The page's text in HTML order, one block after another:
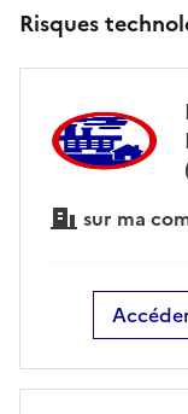
Risques
sur ma